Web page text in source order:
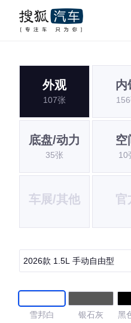
外观
107张
内
底盘/动力
35张
空
10
车展/其他 官
2026款 1.5L 手动自由型
雪邦白 银石灰 黑